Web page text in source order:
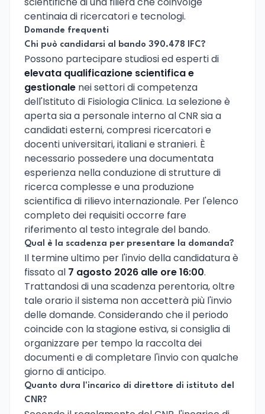
centinaia di ricercatori e tecnologi.
Domande frequenti
Chi può candidarsi al bando 390.478 IFC?
Possono partecipare studiosi ed esperti di
elevata qualificazione scientifica e
gestionale nei settori di competenza
dell'Istituto di Fisiologia Clinica. La selezione è
aperta sia a personale interno al CNR sia a
candidati esterni, compresi ricercatori e
docenti universitari, italiani e stranieri. È
necessario possedere una documentata
esperienza nella conduzione di strutture di
ricerca complesse e una produzione
scientifica di rilievo internazionale. Per l'elenco
completo dei requisiti occorre fare
riferimento al testo integrale del bando.
Qual è la scadenza per presentare la domanda?
Il termine ultimo per l'invio della candidatura è
fissato al 7 agosto 2026 alle ore 16:00.
Trattandosi di una scadenza perentoria, oltre
tale orario il sistema non accetterà più l'invio
delle domande. Considerando che il periodo
coincide con la stagione estiva, si consiglia di
organizzare per tempo la raccolta dei
documenti e di completare l'invio con qualche
giorno di anticipo.
Quanto dura l'incarico di direttore di istituto del
CNR?